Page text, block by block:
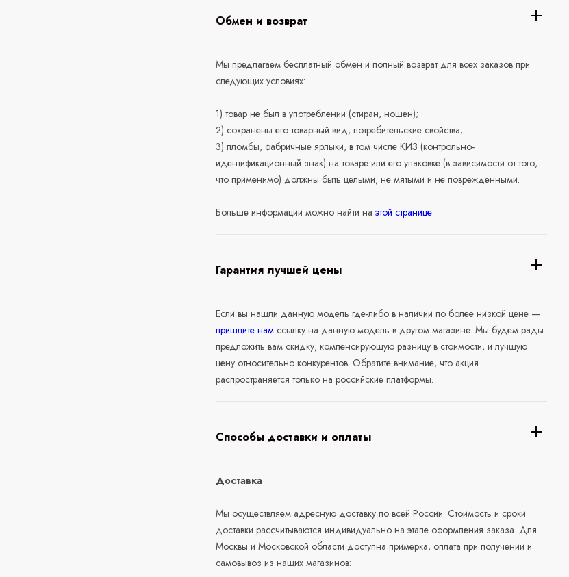
Обмен и возврат
Мы предлагаем бесплатный обмен и полный возврат для всех заказов при
следующих условиях:
1) товар не был в употреблении (стиран, ношен);
2) сохранены его товарный вид, потребительские свойства;
3) пломбы, фабричные ярлыки, в том числе КИЗ (контрольно-
идентификационный знак) на товаре или его упаковке (в зависимости от того,
что применимо) должны быть целыми, не мятыми и не повреждёнными.
Больше информации можно найти наэтой странице.
Гарантия лучшей цены
Если вы нашли данную модель где-либо в наличии по более низкой цене —
пришлите нам ссылку на данную модель в другом магазине. Мы будем рады
предложить вам скидку, компенсирующую разницу в стоимости, и лучшую
цену относительно конкурентов. Обратите внимание, что акция
распространяется только на российские платформы.
Способы доставки и оплаты
Доставка
Мы осуществляем адресную доставку по всей России. Стоимость и сроки
доставки рассчитываются индивидуально на этапе оформления заказа. Для
Москвы и Московской области доступна примерка, оплата при получении и
самовывоз из наших магазинов: